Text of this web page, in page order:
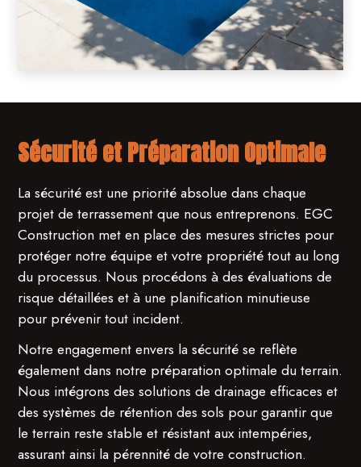
Sécurité et Préparation Optimale
La sécurité est une priorité absolue dans chaque
projet de terrassement que nous entreprenons. EGC
Construction met en place des mesures strictes pour
protéger notre équipe et votre propriété tout au long
du processus. Nous procédons à des évaluations de
risque détaillées et à une planification minutieuse
pour prévenir tout incident.
Notre engagement envers la sécurité se reflète
également dans notre préparation optimale du terrain.
Nous intégrons des solutions de drainage efficaces et
des systèmes de rétention des sols pour garantir que
le terrain reste stable et résistant aux intempéries,
assurant ainsi la pérennité de votre construction.